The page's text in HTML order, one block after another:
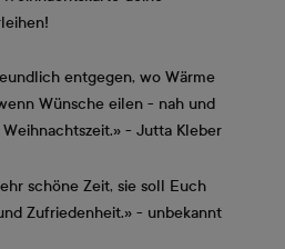
entgegen, wo Wärme
Wünsche eilen - nah und
- Jutta Kleber
schöne Zeit, sie soll Euch
Zufriedenheit.» - unbekannt